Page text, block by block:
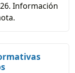
Información